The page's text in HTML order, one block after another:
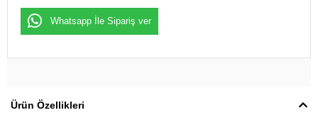
Whatsapp İle Sipariş ver
Ürün Özellikleri